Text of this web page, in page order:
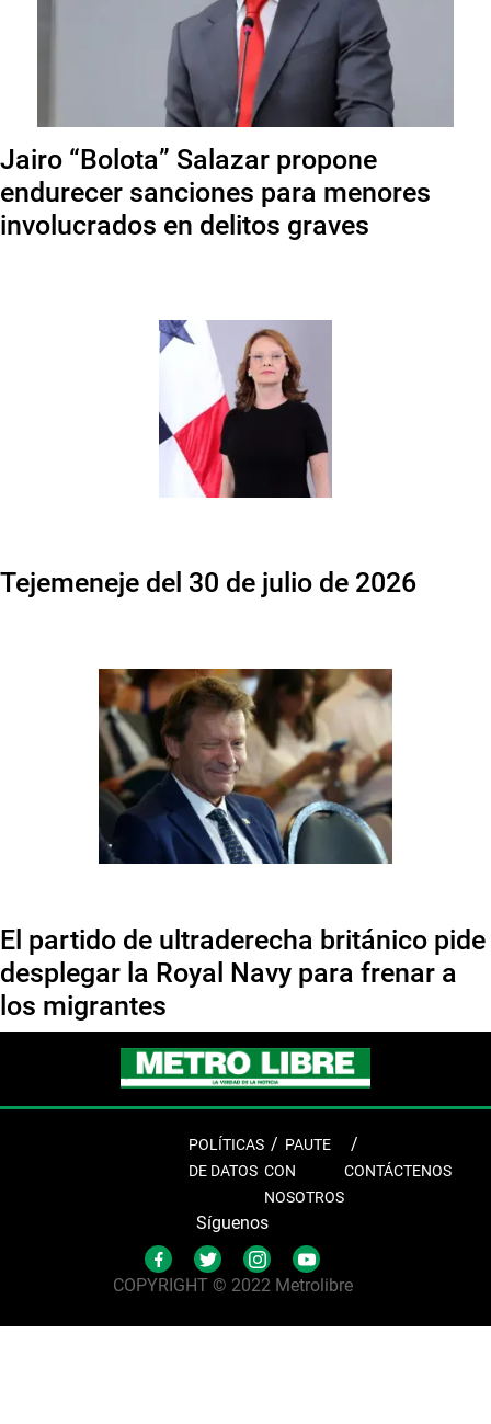
Jairo “Bolota” Salazar propone
endurecer sanciones para menores
involucrados en delitos graves
Tejemeneje del 30 de julio de 2026
El partido de ultraderecha británico pide
desplegar la Royal Navy para frenar a
los migrantes
POLÍTICAS
DE DATOS
PAUTE
CON
NOSOTROS
CONTÁCTENOS
Síguenos
COPYRIGHT © 2022 Metrolibre